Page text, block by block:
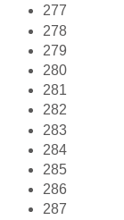
277
278
279
280
281
282
283
284
285
286
287